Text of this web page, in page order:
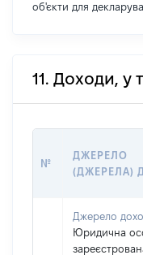
об'єкти для
11. Доходи, у
№
ДЖЕРЕЛО
(ДЖЕРЕЛА)
Джерело
Юридична